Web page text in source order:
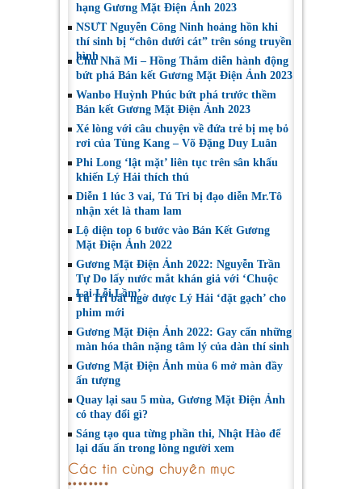
hạng Gương Mặt Điện Ảnh 2023
NSƯT Nguyễn Công Ninh hoảng hồn khi
thí sinh bị “chôn dưới cát” trên sóng truyền
hình
Chu Nhã Mi – Hồng Thắm diễn hành động
bứt phá Bán kết Gương Mặt Điện Ảnh 2023
Wanbo Huỳnh Phúc bứt phá trước thềm
Bán kết Gương Mặt Điện Ảnh 2023
Xé lòng với câu chuyện về đứa trẻ bị mẹ bỏ
rơi của Tùng Kang – Võ Đặng Duy Luân
Phi Long ‘lật mặt’ liên tục trên sân khấu
khiến Lý Hải thích thú
Diễn 1 lúc 3 vai, Tú Tri bị đạo diễn Mr.Tô
nhận xét là tham lam
Lộ diện top 6 bước vào Bán Kết Gương
Mặt Điện Ảnh 2022
Gương Mặt Điện Ảnh 2022: Nguyễn Trần
Tự Do lấy nước mắt khán giả với ‘Chuộc
Lại Lỗi Lầm’
Tú Tri bất ngờ được Lý Hải ‘đặt gạch’ cho
phim mới
Gương Mặt Điện Ảnh 2022: Gay cấn những
màn hóa thân nặng tâm lý của dàn thí sinh
Gương Mặt Điện Ảnh mùa 6 mở màn đầy
ấn tượng
Quay lại sau 5 mùa, Gương Mặt Điện Ảnh
có thay đổi gì?
Sáng tạo qua từng phần thi, Nhật Hào để
lại dấu ấn trong lòng người xem
Các tin cùng chuyên mục